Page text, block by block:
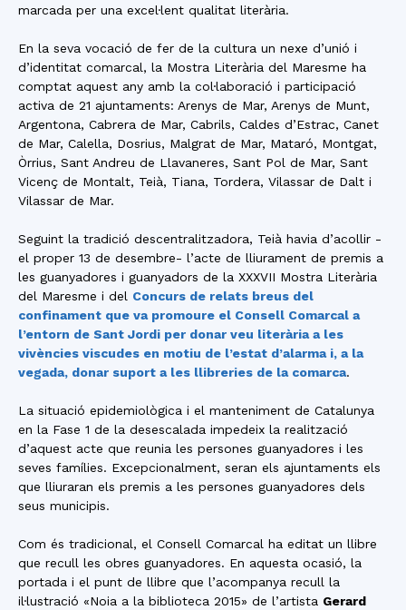
marcada per una excel·lent qualitat literària.
En la seva vocació de fer de la cultura un nexe d’unió i
d’identitat comarcal, la Mostra Literària del Maresme ha
comptat aquest any amb la col·laboració i participació
activa de 21 ajuntaments: Arenys de Mar, Arenys de Munt,
Argentona, Cabrera de Mar, Cabrils, Caldes d’Estrac, Canet
de Mar, Calella, Dosrius, Malgrat de Mar, Mataró, Montgat,
Òrrius, Sant Andreu de Llavaneres, Sant Pol de Mar, Sant
Vicenç de Montalt, Teià, Tiana, Tordera, Vilassar de Dalt i
Vilassar de Mar.
Seguint la tradició descentralitzadora, Teià havia d’acollir -
el proper 13 de desembre- l’acte de lliurament de premis a
les guanyadores i guanyadors de la XXXVII Mostra Literària
del Maresme i del Concurs de relats breus del
confinament que va promoure el Consell Comarcal a
l’entorn de Sant Jordi per donar veu literària a les
vivències viscudes en motiu de l’estat d’alarma i, a la
vegada, donar suport a les llibreries de la comarca.
La situació epidemiològica i el manteniment de Catalunya
en la Fase 1 de la desescalada impedeix la realització
d’aquest acte que reunia les persones guanyadores i les
seves famílies. Excepcionalment, seran els ajuntaments els
que lliuraran els premis a les persones guanyadores dels
seus municipis.
Com és tradicional, el Consell Comarcal ha editat un llibre
que recull les obres guanyadores. En aquesta ocasió, la
portada i el punt de llibre que l’acompanya recull la
il·lustració «Noia a la biblioteca 2015» de l’artista Gerard